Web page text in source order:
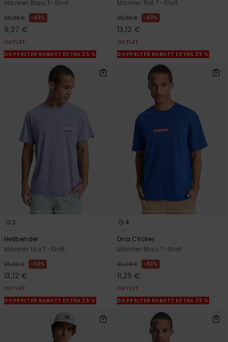
Männer Blau T-Shirt
25,00 € 63%
9,37 €
OUTLET
DOPPELTER RABATT EXTRA 25 %
Männer Rot T-Shirt
35,00 € 63%
13,12 €
OUTLET
DOPPELTER RABATT EXTRA 25 %
2
Hellbender
Männer Lila T-Shirt
35,00 € 63%
13,12 €
OUTLET
DOPPELTER RABATT EXTRA 25 %
4
Dna Clicker
Männer Blau T-Shirt
30,00 € 63%
11,25 €
OUTLET
DOPPELTER RABATT EXTRA 25 %